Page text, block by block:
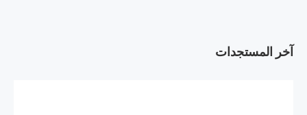
آخر المستجدات